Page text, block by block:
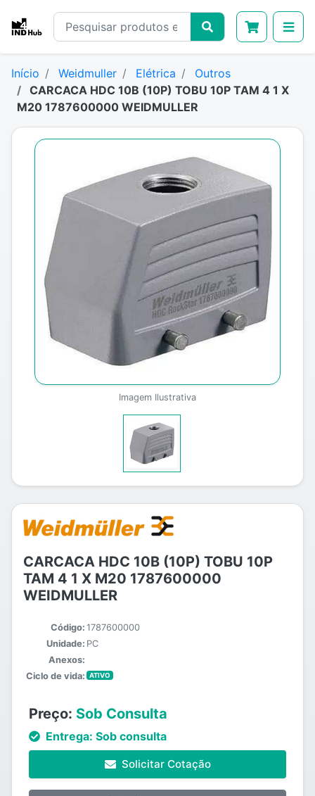
Início Weidmuller Elétrica
Outros
CARCACA HDC 10B (10P) TOBU 10P TAM 4 1 X
M20 1787600000 WEIDMULLER
Imagem Ilustrativa
CARCACA HDC 10B (10P) TOBU 10P
TAM 4 1 X M20 1787600000
WEIDMULLER
Código: 1787600000
Unidade: PC
Anexos:
Ciclo de vida:
ATIVO
Preço: Sob Consulta
Entrega: Sob consulta
Solicitar Cotação